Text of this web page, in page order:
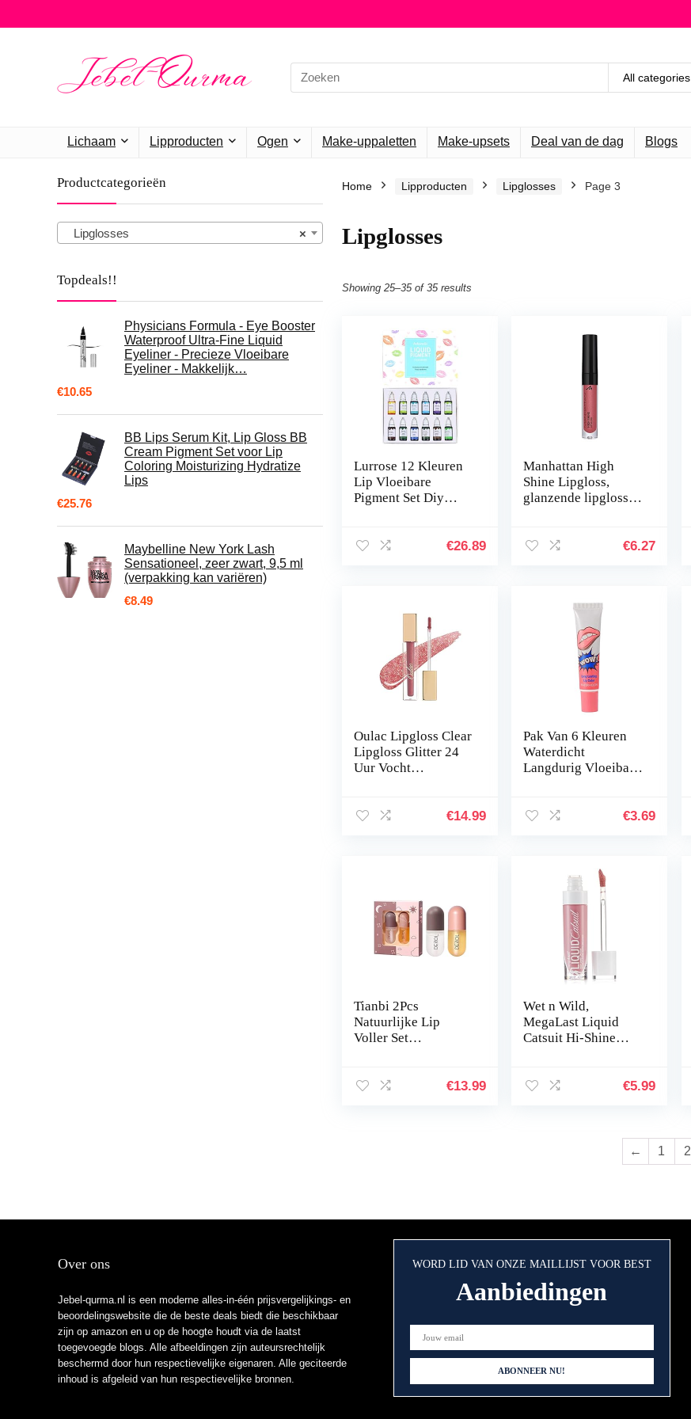
Search
for:
All categories
Lichaam Lipproducten Ogen Make-uppaletten Make-upsets Deal van de dag Blogs
Productcategorieën
×
Lipglosses
Topdeals!!
Physicians Formula - Eye Booster
Waterproof Ultra-Fine Liquid
Eyeliner - Precieze Vloeibare
Eyeliner - Makkelijk…
€10.65
BB Lips Serum Kit, Lip Gloss BB
Cream Pigment Set voor Lip
Coloring Moisturizing Hydratize
Lips
€25.76
Maybelline New York Lash
Sensationeel, zeer zwart, 9,5 ml
(verpakking kan variëren)
€8.49
Home Lipproducten Lipglosses Page 3
Lipglosses
Showing 25–35 of 35 results
Lurrose 12 Kleuren
Lip Vloeibare
Pigment Set Diy
Voor Maken Lipgloss
€26.89
Manhattan High
Shine Lipgloss,
glanzende lipgloss
afwerking op de
€6.27
Oulac Lipgloss Clear
Lipgloss Glitter 24
Uur Vocht
Roze Centifolia,
€14.99
Pak Van 6 Kleuren
Waterdicht
Langdurig Vloeibaar
Glanzende
€3.69
Tianbi 2Pcs
Natuurlijke Lip
Voller Set
Lip Enhancer Lip€13.99
Wet n Wild,
MegaLast Liquid
Catsuit Hi-Shine
Hydraterende
€5.99
← 1 2
Over ons
Jebel-qurma.nl is een moderne alles-in-één prijsvergelijkings- en
beoordelingswebsite die de beste deals biedt die beschikbaar
zijn op amazon en u op de hoogte houdt via de laatst
toegevoegde blogs. Alle afbeeldingen zijn auteursrechtelijk
beschermd door hun respectievelijke eigenaren. Alle geciteerde
inhoud is afgeleid van hun respectievelijke bronnen.
WORD LID VAN ONZE MAILLIJST VOOR BEST
Aanbiedingen